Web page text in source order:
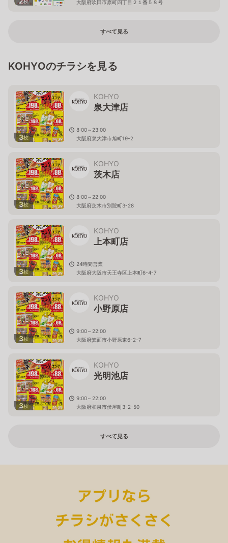
大阪府吹田市原町四丁目２１番５８号
すべて見る
KOHYOのチラシを見る
3枚
KOHYO
泉大津店
8:00～23:00
大阪府泉大津市旭町19-2
3枚
KOHYO
茨木店
8:00～22:00
大阪府茨木市別院町3-28
3枚
KOHYO
上本町店
24時間営業
大阪府大阪市天王寺区上本町6-4-7
3枚
KOHYO
小野原店
9:00～22:00
大阪府箕面市小野原東6-2-7
3枚
KOHYO
光明池店
9:00～22:00
大阪府和泉市伏屋町3-2-50
すべて見る